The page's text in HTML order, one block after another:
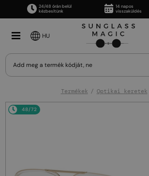
24/48 órán belül
kézbesítünk
14 napos
visszaküldés
HU
Termékek Optikai keretek
48/72